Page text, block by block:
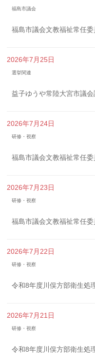
福島市議会
福島市議会文教福祉常任
2026年7月25日
選挙関連
益子ゆうや常陸大宮市議
2026年7月24日
研修・視察
福島市議会文教福祉常任
2026年7月23日
研修・視察
福島市議会文教福祉常任
2026年7月22日
研修・視察
令和8年度川俣方部衛生処
2026年7月21日
研修・視察
令和8年度川俣方部衛生処